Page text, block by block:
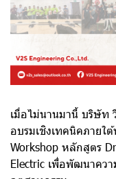
เมื่อไม่นานมานี้ บริษัท
อบรมเชิงเทคนิคภายใ
Workshop หลักสูตร
Electric เพื่อพัฒนาคว